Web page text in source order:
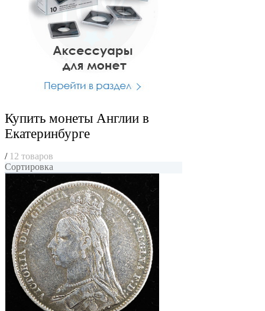
Купить монеты Англии в
Екатеринбурге
/ 12 товаров
Сортировка